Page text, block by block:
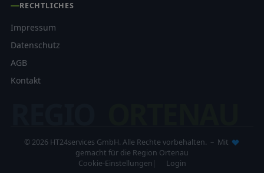
RECHTLICHES
Impressum
Datenschutz
AGB
Kontakt
© 2026 HT24services GmbH. Alle Rechte vorbehalten. – Mit
gemacht für die Region Ortenau
Cookie-Einstellungen
Login